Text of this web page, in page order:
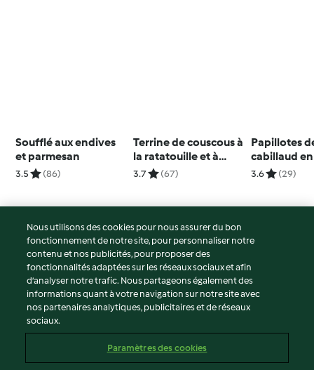
Soufflé aux endives
et parmesan
3.5 (86)
Terrine de couscous à
la ratatouille et à
l'estragon
3.7 (67)
Papillotes
cabillaud
chou
3.6 (29)
© Copyright 2026
Conditions d'utilisation
Politique de confidentialité
Non-responsabilité
Mentions légales
Contenu du rapport
Nous utilisons des cookies pour nous assurer du bon
fonctionnement de notre site, pour personnaliser notre
contenu et nos publicités, pour proposer des
fonctionnalités adaptées sur les réseaux sociaux et afin
d’analyser notre trafic. Nous partageons également des
informations quant à votre navigation sur notre site avec
nos partenaires analytiques, publicitaires et de réseaux
sociaux.
Paramètres des cookies